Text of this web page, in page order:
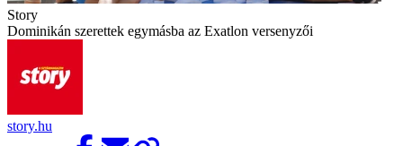
Story
Dominikán szerettek egymásba az Exatlon versenyzői
story.hu